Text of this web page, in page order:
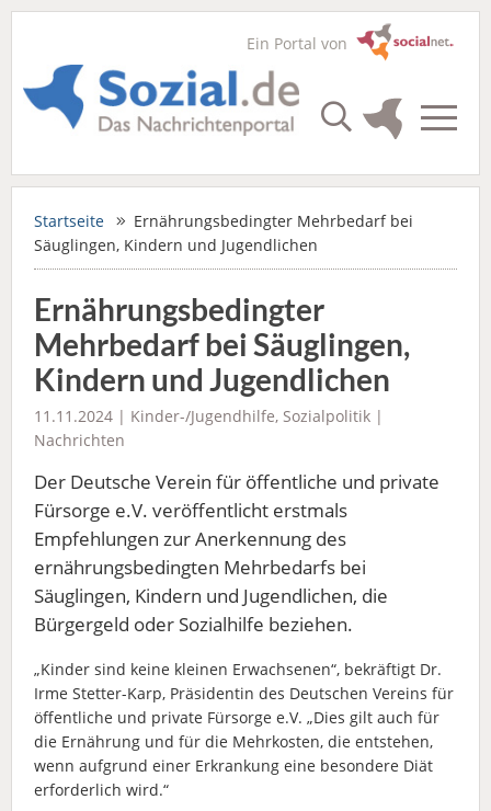
Ein Portal von
Startseite
Ernährungsbedingter Mehrbedarf bei
Säuglingen, Kindern und Jugendlichen
Ernährungsbedingter
Mehrbedarf bei Säuglingen,
Kindern und Jugendlichen
11.11.2024 | Kinder-/Jugendhilfe, Sozialpolitik |
Nachrichten
Der Deutsche Verein für öffentliche und private
Fürsorge e.V. veröffentlicht erstmals
Empfehlungen zur Anerkennung des
ernährungsbedingten Mehrbedarfs bei
Säuglingen, Kindern und Jugendlichen, die
Bürgergeld oder Sozialhilfe beziehen.
„Kinder sind keine kleinen Erwachsenen“, bekräftigt Dr.
Irme Stetter-Karp, Präsidentin des Deutschen Vereins für
öffentliche und private Fürsorge e.V. „Dies gilt auch für
die Ernährung und für die Mehrkosten, die entstehen,
wenn aufgrund einer Erkrankung eine besondere Diät
erforderlich wird.“